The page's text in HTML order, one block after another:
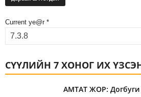
Current ye@r *
СҮҮЛИЙН 7 ХОНОГ ИХ
АМТАТ ЖОР: Догбуги